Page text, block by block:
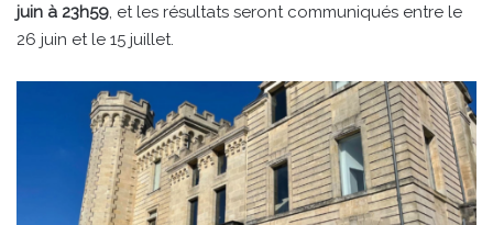
juin à 23h59, et les résultats seront communiqués entre le
26 juin et le 15 juillet.